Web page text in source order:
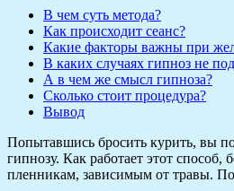
В чем суть метода?
Как происходит сеанс?
Какие факторы важны при
В каких случаях гипноз не
А в чем же смысл гипноза?
Сколько стоит процедура?
Вывод
Попытавшись бросить курить, вы
гипнозу. Как работает этот
пленникам, зависимым от травы.